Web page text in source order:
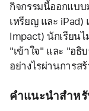
กิจกรรมนี้ออกแบ
เหรียญ และ iPad)
Impact) นักเรียน
"เข้าใจ" และ "อธิ
อย่างไรผ่านการส
คำแนะนำสำห